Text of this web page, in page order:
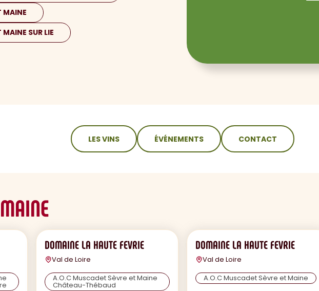
MAINE
SUR LIE
LES VINS ÉVÉNEMENTS CONTACT
DOMAINE LA HAUTE FEVRIE
Val de Loire
A.O.C Muscadet Sèvre et Maine
Château-Thébaud
DOMAINE LA HAUTE FEVRIE
Val de Loire
A.O.C Muscadet Sèvre et Maine